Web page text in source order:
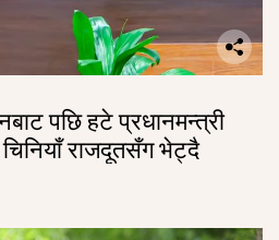
पछि हटे प्रधानमन्त्री
चिनियाँ राजदूतसँग भेट्दै